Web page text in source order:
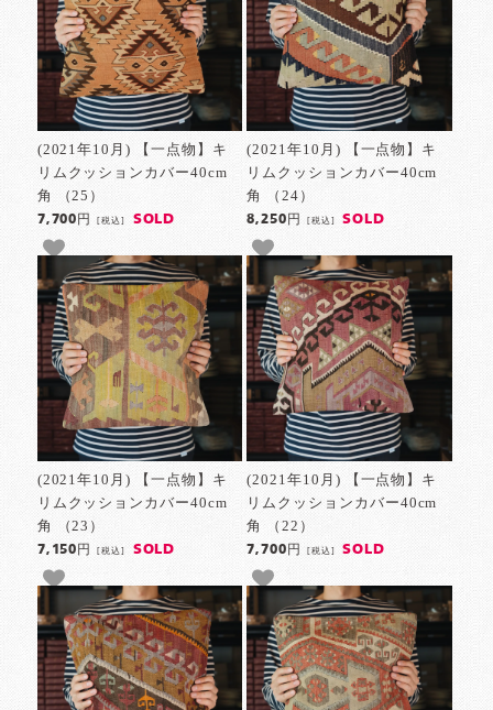
(2021年10月) 【一点物】キ
リムクッションカバー40cm
角 （25）
7,700円[税込] SOLD
(2021年10月) 【一点物】キ
リムクッションカバー40cm
角 （24）
8,250円 [税込] SOLD
(2021年10月) 【一点物】キ
リムクッションカバー40cm
角 （23）
7,150円[税込] SOLD
(2021年10月) 【一点物】キ
リムクッションカバー40cm
角 （22）
7,700円 [税込] SOLD